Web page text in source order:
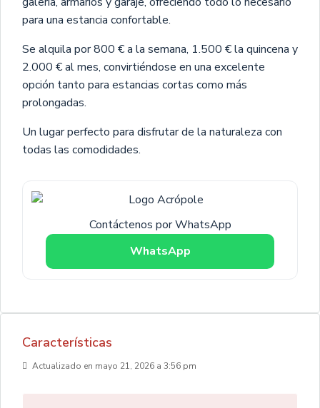
para una estancia confortable.
Se alquila por 800 € a la semana, 1.500 € la quincena y
2.000 € al mes, convirtiéndose en una excelente
opción tanto para estancias cortas como más
prolongadas.
Un lugar perfecto para disfrutar de la naturaleza con
todas las comodidades.
Contáctenos por WhatsApp
WhatsApp
Características
Actualizado en mayo 21, 2026 a 3:56 pm